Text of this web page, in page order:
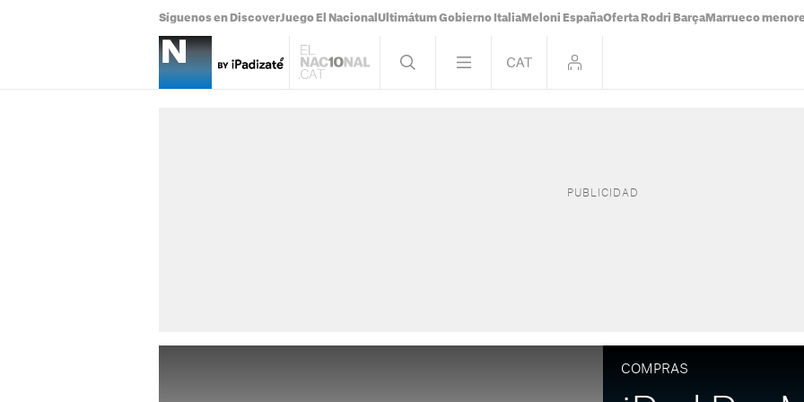
Síguenos en DiscoverJuego El Nacional Ultimátum Gobierno Italia Meloni EspañaOferta Rodri Barça Marrueco
COMPRAS